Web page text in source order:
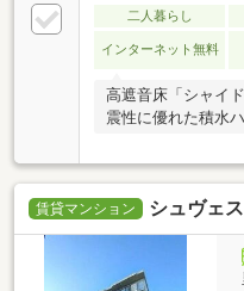
二人暮らし
インターネット無料
高遮音床「シャイ
震性に優れた積水
賃貸マンション シュヴェ